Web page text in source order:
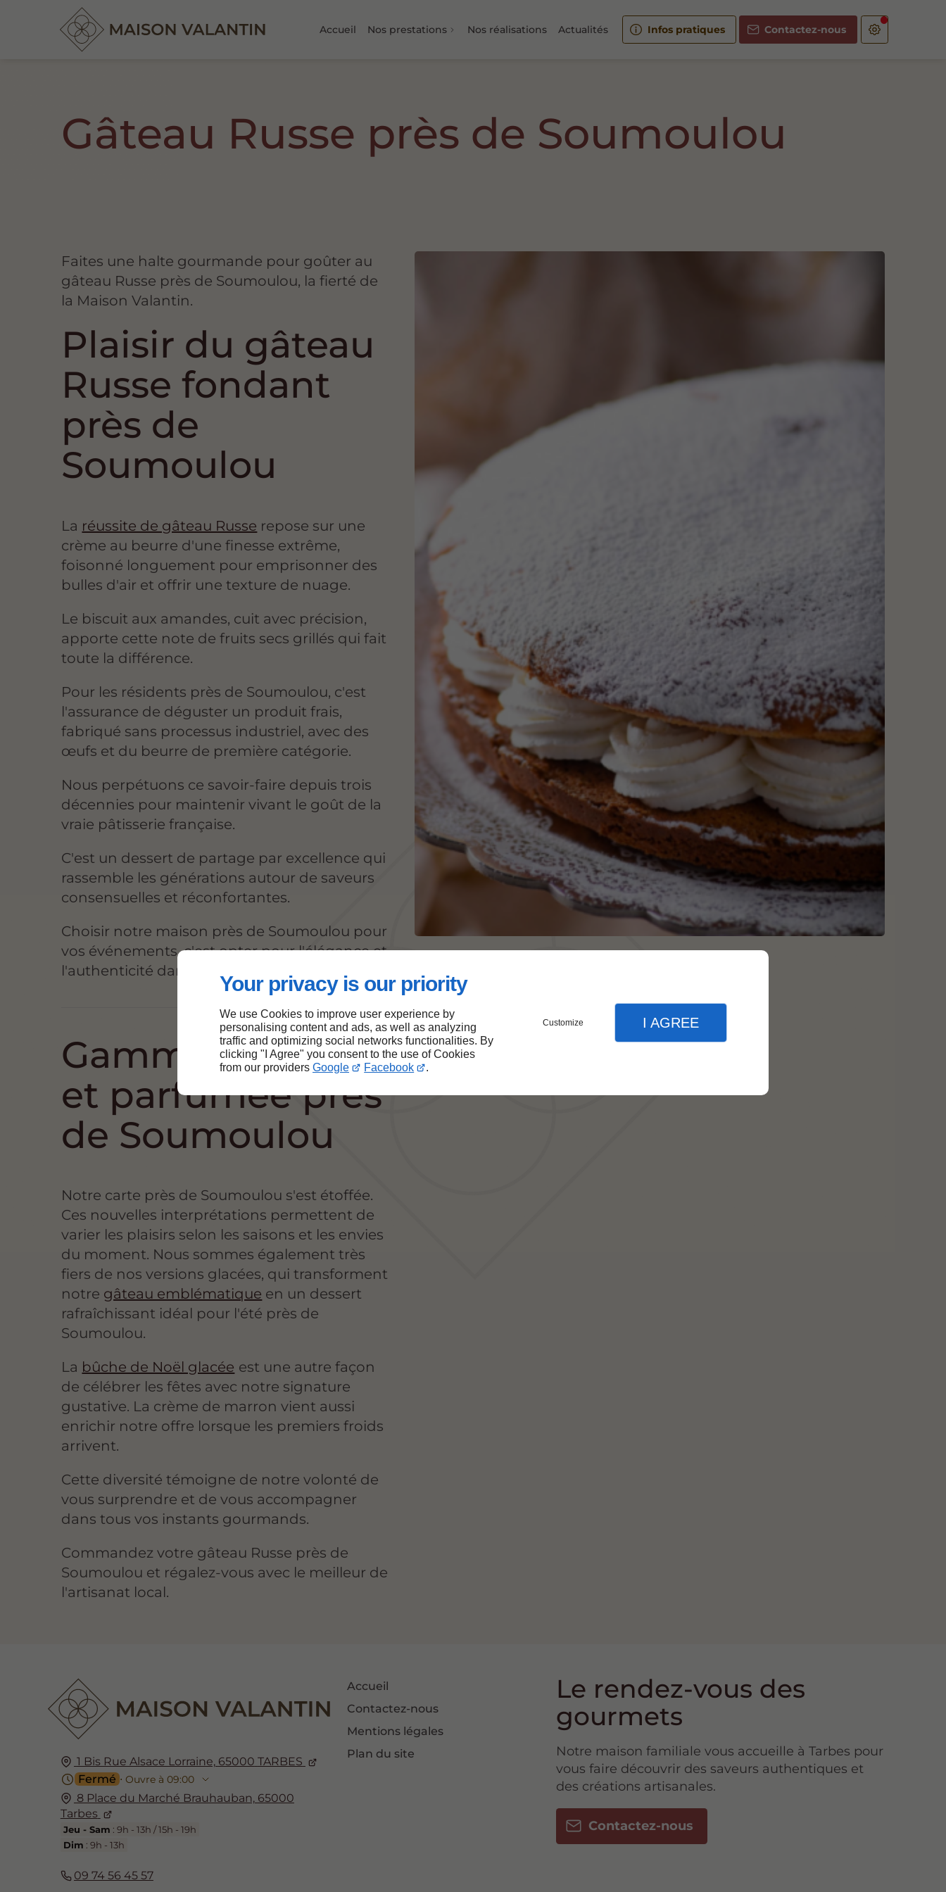
Your privacy is our priority
We use Cookies to improve user experience by
personalising content and ads, as well as analyzing
traffic and optimizing social networks functionalities. By
clicking "I Agree" you consent to the use of Cookies
from our providers Google Facebook .
Customize I AGREE
Accueil Nos prestations Nos réalisations Actualités Infos pratiques Contactez-nous
Gâteau Russe près de Soumoulou
Faites une halte gourmande pour goûter au
gâteau Russe près de Soumoulou, la fierté de
la Maison Valantin.
Plaisir du gâteau
Russe fondant
près de
Soumoulou
La réussite de gâteau Russe repose sur une
crème au beurre d'une finesse extrême,
foisonné longuement pour emprisonner des
bulles d'air et offrir une texture de nuage.
Le biscuit aux amandes, cuit avec précision,
apporte cette note de fruits secs grillés qui fait
toute la différence.
Pour les résidents près de Soumoulou, c'est
l'assurance de déguster un produit frais,
fabriqué sans processus industriel, avec des
œufs et du beurre de première catégorie.
Nous perpétuons ce savoir-faire depuis trois
décennies pour maintenir vivant le goût de la
vraie pâtisserie française.
C'est un dessert de partage par excellence qui
rassemble les générations autour de saveurs
consensuelles et réconfortantes.
Choisir notre maison près de Soumoulou pour
vos événements, c'est opter pour l'élégance et
l'authenticité dans vos assiettes.
Gamme glacée
et parfumée près
de Soumoulou
Notre carte près de Soumoulou s'est étoffée.
Ces nouvelles interprétations permettent de
varier les plaisirs selon les saisons et les envies
du moment. Nous sommes également très
fiers de nos versions glacées, qui transforment
notre gâteau emblématique en un dessert
rafraîchissant idéal pour l'été près de
Soumoulou.
La bûche de Noël glacée est une autre façon
de célébrer les fêtes avec notre signature
gustative. La crème de marron vient aussi
enrichir notre offre lorsque les premiers froids
arrivent.
Cette diversité témoigne de notre volonté de
vous surprendre et de vous accompagner
dans tous vos instants gourmands.
Commandez votre gâteau Russe près de
Soumoulou et régalez-vous avec le meilleur de
l'artisanat local.
1 Bis Rue Alsace Lorraine, 65000 TARBES
Fermé ⋅ Ouvre à 09:00
8 Place du Marché Brauhauban, 65000
Tarbes
Jeu - Sam : 9h - 13h / 15h - 19h
Dim : 9h - 13h
09 74 56 45 57
Accueil
Contactez-nous
Mentions légales
Plan du site
Le rendez-vous des
gourmets
Notre maison familiale vous accueille à Tarbes pour
vous faire découvrir des saveurs authentiques et
des créations artisanales.
Contactez-nous